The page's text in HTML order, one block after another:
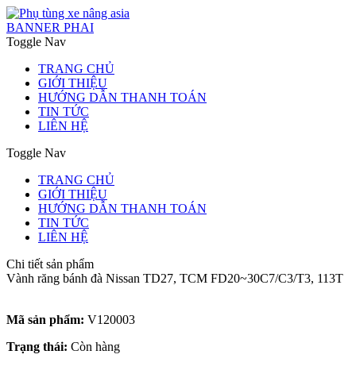
BANNER PHAI
Toggle Nav
TRANG CHỦ
GIỚI THIỆU
HƯỚNG DẪN THANH TOÁN
TIN TỨC
LIÊN HỆ
Toggle Nav
TRANG CHỦ
GIỚI THIỆU
HƯỚNG DẪN THANH TOÁN
TIN TỨC
LIÊN HỆ
Chi tiết sản phẩm
Vành răng bánh đà Nissan TD27, TCM FD20~30C7/C3/T3, 113T
Mã sản phẩm: V120003
Trạng thái: Còn hàng